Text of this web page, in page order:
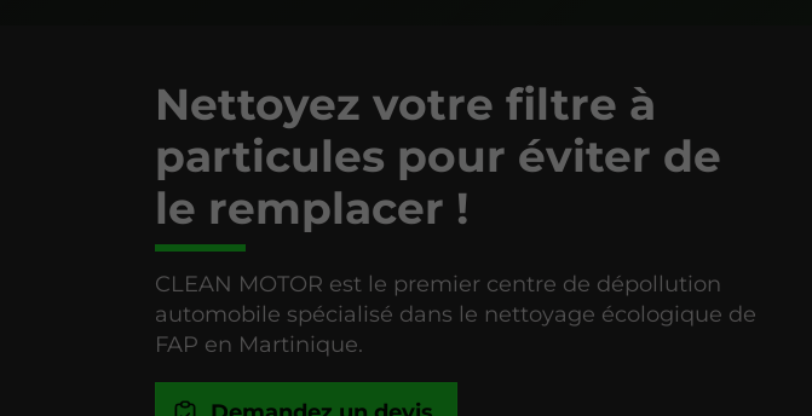
Nettoyez votre filtre à
particules pour éviter de
le remplacer !
CLEAN MOTOR est le premier centre de dépollution
automobile spécialisé dans le nettoyage écologique de
FAP en Martinique.